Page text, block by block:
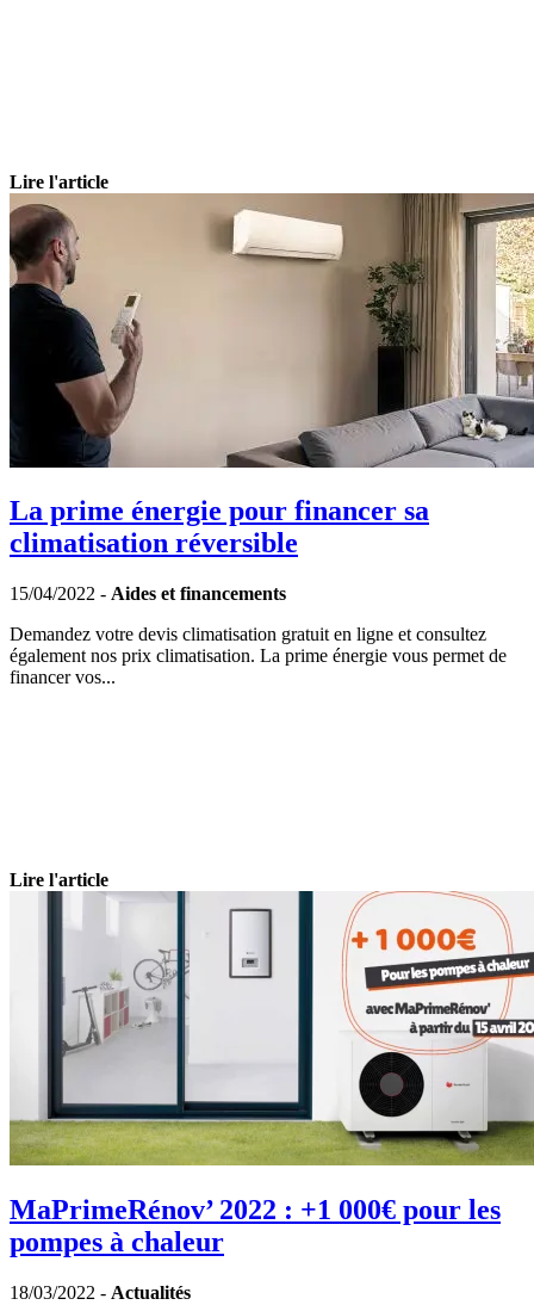
Lire l'article
La prime énergie pour financer sa
climatisation réversible
15/04/2022 - Aides et financements
Demandez votre devis climatisation gratuit en ligne et consultez
également nos prix climatisation. La prime énergie vous permet de
financer vos...
Lire l'article
MaPrimeRénov’ 2022 : +1 000€ pour les
pompes à chaleur
18/03/2022 - Actualités